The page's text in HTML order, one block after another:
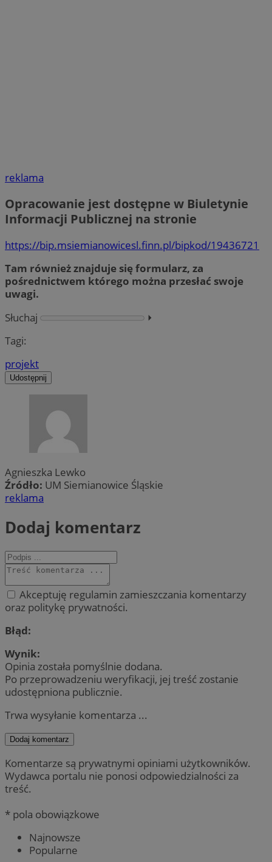
reklama
Opracowanie jest dostępne w Biuletynie
Informacji Publicznej na stronie
https://bip.msiemianowicesl.finn.pl/bipkod/19436721
Tam również znajduje się formularz, za
pośrednictwem którego można przesłać swoje
uwagi.
Słuchaj
⏵︎
Tagi:
projekt
Udostępnij
Agnieszka Lewko
Źródło: UM Siemianowice Śląskie
reklama
Dodaj komentarz
Akceptuję regulamin zamieszczania komentarzy
oraz politykę prywatności.
Błąd:
Wynik:
Opinia została pomyślnie dodana.
Po przeprowadzeniu weryfikacji, jej treść zostanie
udostępniona publicznie.
Trwa wysyłanie komentarza ...
Dodaj komentarz
Komentarze są prywatnymi opiniami użytkowników.
Wydawca portalu nie ponosi odpowiedzialności za
treść.
* pola obowiązkowe
Najnowsze
Popularne